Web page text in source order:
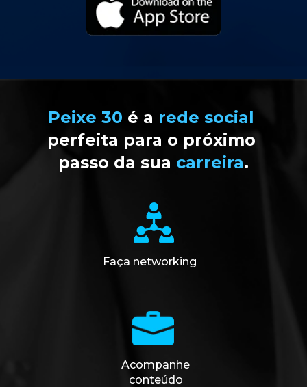
Peixe 30 é a rede social
perfeita para o próximo
passo da sua carreira.
Faça networking
Acompanhe
conteúdo